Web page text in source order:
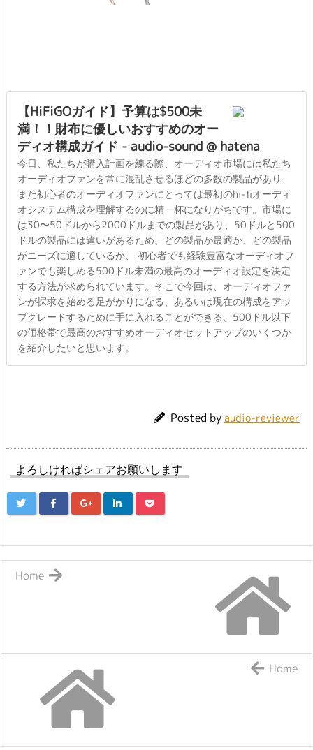
【HiFiGOガイド】予算は$500未
満！！財布に優しいおすすめのオー
ディオ構成ガイド - audio-sound @ hatena
今日、私たちが購入計画を練る際、オーディオ市場には私たち
オーディオファンを常に混乱させるほどの多数の製品があり、
また初心者のオーディオファンにとっては最初のhi-fiオーディ
オシステム構成を理解するのに精一杯になりがちです。市場に
は30〜50ドルから2000ドルまでの製品があり、50ドルと500
ドルの製品には違いがあるため、どの製品が最適か、どの製品
がニーズに適しているか、 初心者でも経験豊富なオーディオフ
ァンでも楽しめる500ドル未満の最高のオーディオ設定を決定
する方法が求められています。そこで今回は、オーディオファ
ンが探求を始める足がかりになる、あるいは現在の構成をアッ
プグレードするために手に入れることができる、500ドル以下
の価格帯で最高のおすすめオーディオセットアップのいくつか
を紹介したいと思います。
Posted byaudio-reviewer
よろしければシェアお願いします
Home
Home